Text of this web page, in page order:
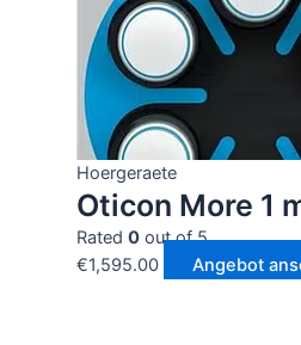
Hoergeraete
Oticon More 1
Rated 0out of 5
€1,595.00 Angebot